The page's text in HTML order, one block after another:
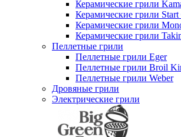
Керамические грили
Керамические грили
Керамические грили
Керамические грили
Пеллетные грили
Пеллетные грили Eger
Пеллетные грили Broil
Пеллетные грили Weber
Дровяные грили
Электрические грили